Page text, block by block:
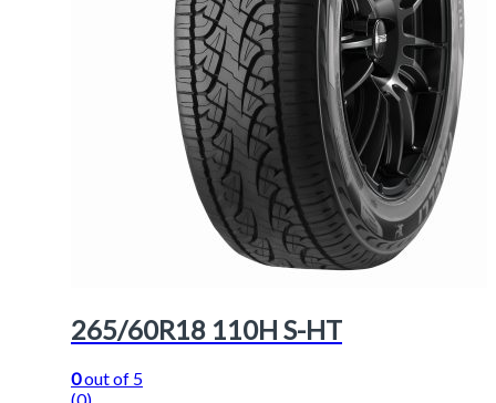
265/60R18 110H S-HT
0out of 5
(0)